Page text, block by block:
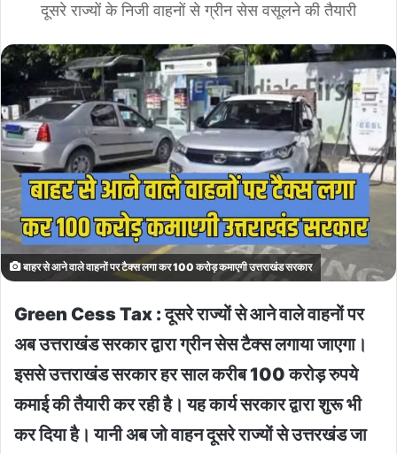
दूसरे राज्यों के निजी वाहनों से ग्रीन सेस वसूलने की तैयारी
बाहर से आने वाले वाहनों पर टैक्स लगा कर 100 करोड़ कमाएगी उत्तराखंड सरकार
Green Cess Tax : दूसरे राज्यों से आने वाले वाहनों पर
अब उत्तराखंड सरकार द्वारा ग्रीन सेस टैक्स लगाया जाएगा।
इससे उत्तराखंड सरकार हर साल करीब 100 करोड़ रुपये
कमाई की तैयारी कर रही है। यह कार्य सरकार द्वारा शुरू भी
कर दिया है। यानी अब जो वाहन दूसरे राज्यों से उत्तरखंड जा